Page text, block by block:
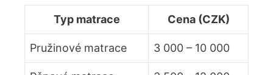
Typ matrace Cena (CZK)
Pružinové matrace 3 000 – 10 000